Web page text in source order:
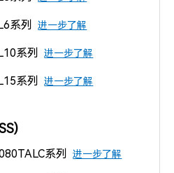
系列 进一步了解
系列 进一步了解
系列 进一步了解
系列 进一步了解